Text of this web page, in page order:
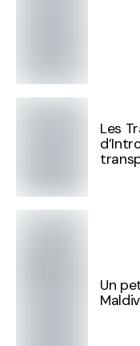
Les
Un